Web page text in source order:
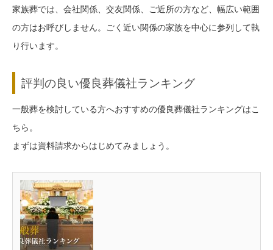
家族葬では、会社関係、交友関係、ご近所の方など、幅広い範囲
の方はお呼びしません。ごく近い関係の家族を中心に参列して執
り行います。
評判の良い優良葬儀社ランキング
一般葬を検討している方へおすすめの優良葬儀社ランキングはこ
ちら。
まずは資料請求からはじめてみましょう。